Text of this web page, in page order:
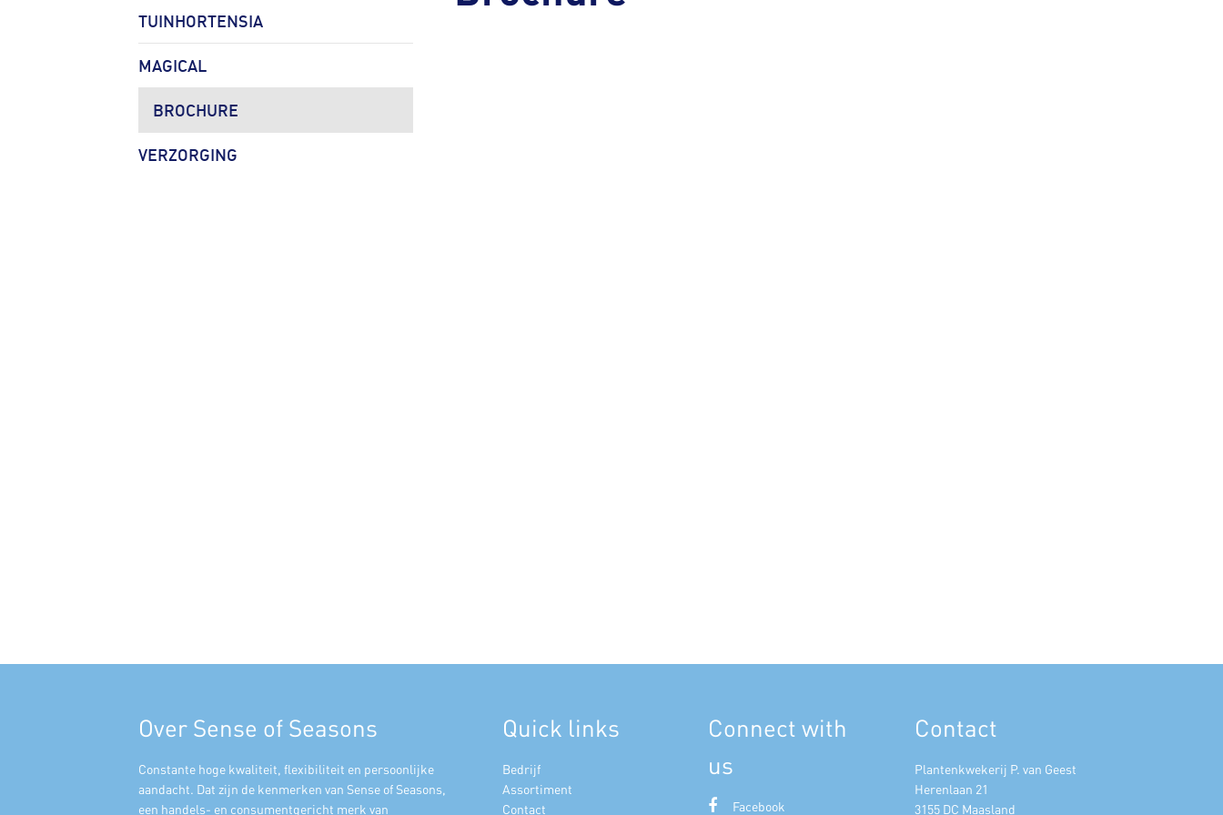
TUINHORTENSIA
MAGICAL
BROCHURE
VERZORGING
Over Sense of Seasons
Constante hoge kwaliteit, flexibiliteit en persoonlijke
aandacht. Dat zijn de kenmerken van Sense of Seasons,
een handels- en consumentgericht merk van
Quick links
Bedrijf
Assortiment
Contact
Connect with
us
Facebook
Contact
Plantenkwekerij P. van Geest
Herenlaan 21
3155 DC Maasland